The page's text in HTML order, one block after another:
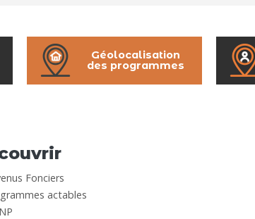
Géolocalisation
des programmes
Fonciers
actables